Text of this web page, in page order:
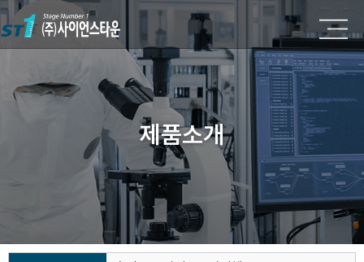
제품소개